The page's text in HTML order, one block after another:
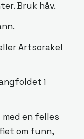
Bruk håv.
Artsorakel
i
en felles
om funn,